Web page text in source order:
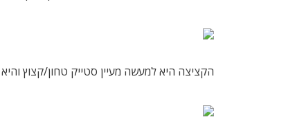
הקציצה היא למעשה מעיין סטייק טחון/קצוץ